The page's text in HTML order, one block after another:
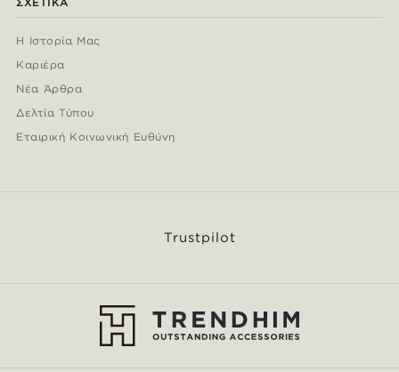
Η Ιστορία Μας
Καριέρα
Νέα Άρθρα
Δελτία Τύπου
Εταιρική Κοινωνική Ευθύνη
Trustpilot